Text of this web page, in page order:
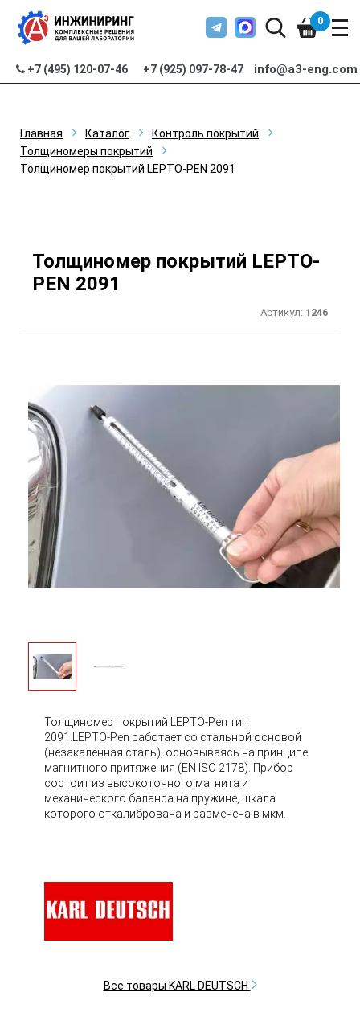
+7 (495) 120-07-46 +7 (925) 097-78-47 info@a3-eng.com
0
Главная Каталог
Контроль покрытий
Толщиномеры покрытий
Толщиномер покрытий LEPTO-PEN 2091
Толщиномер покрытий LEPTO-
PEN 2091
Артикул: 1246
Толщиномер покрытий LEPTO-Pen тип
2091.LEPTO-Pen работает со стальной основой
(незакаленная сталь), основываясь на принципе
магнитного притяжения (EN ISO 2178). Прибор
состоит из высокоточного магнита и
механического баланса на пружине, шкала
которого откалибрована и размечена в мкм.
Все товары KARL DEUTSCH